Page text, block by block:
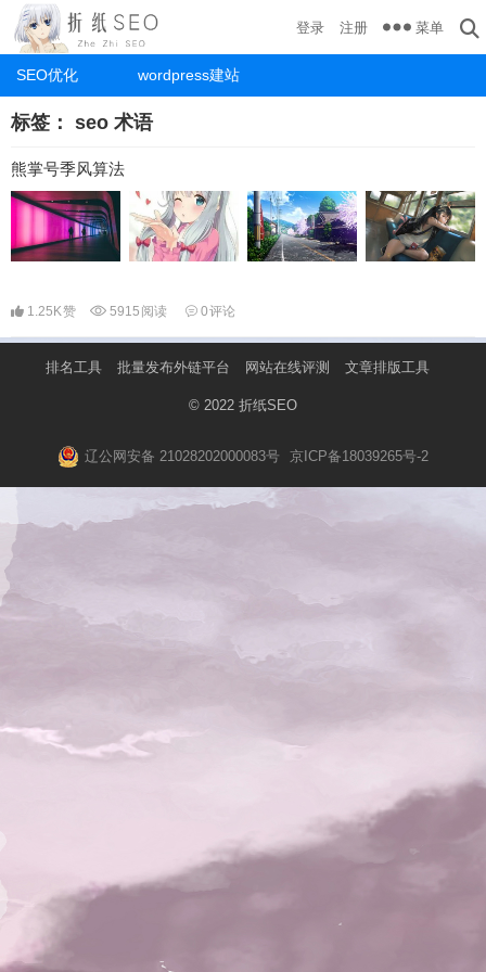
SEO优化 wordpress建站
登录 注册 菜单
标签： seo 术语
熊掌号季风算法
1.25K赞 5915 阅读 0评论
排名工具 批量发布外链平台 网站在线评测 文章排版工具
© 2022 折纸SEO
辽公网安备 21028202000083号 京ICP备18039265号-2